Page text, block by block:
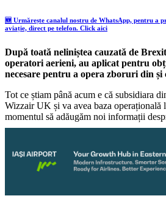
🆕 Urmărește canalul nostru de WhatsApp, pentru a
aviație, direct pe telefon. Click aici
După toată neliniștea cauzată de
operatori aerieni, au aplicat pentru
necesare pentru a opera zboruri din
Tot ce știam până acum e că subsidiara
Wizzair UK și va avea baza operațională
momentul să adăugăm noi informații